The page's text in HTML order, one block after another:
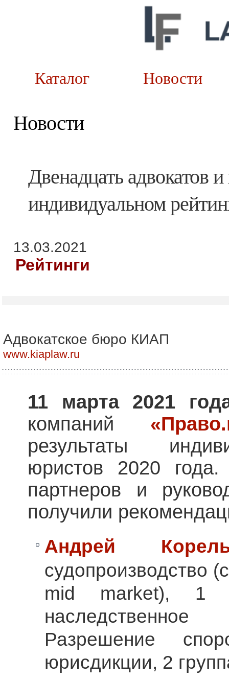
Каталог
Новости
Двенадцать
индивидуальном
13.03.2021
Рейтинги
Адвокатское бюро КИАП
www.kiaplaw.ru
11 марта 2021
компаний
результаты
юристов 2020 года.
партнеров и
получили
Андрей
судопроизводство
mid market), 1
Разрешение
юрисдикции, 2